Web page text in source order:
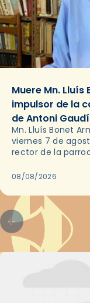
Muere Mn. Lluís
impulsor de la
de Antoni Gaudí
Mn. Lluís Bonet
viernes 7 de
rector de la
08/08/2026